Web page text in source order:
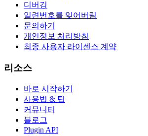
디버깅
일련번호를 잊어버림
문의하기
개인정보 처리방침
최종 사용자 라이센스 계약
리소스
바로 시작하기
사용법 & 팁
커뮤니티
블로그
Plugin API